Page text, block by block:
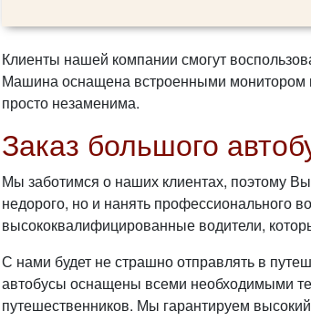
Клиенты нашей компании смогут
Машина оснащена встроенными монитором
просто незаменима.
Заказ большого
Мы заботимся о наших клиентах, поэтому
недорого, но и нанять профессионального
высококвалифицированные водители,
С нами будет не страшно отправлять в
автобусы оснащены всеми необходимыми
путешественников. Мы гарантируем